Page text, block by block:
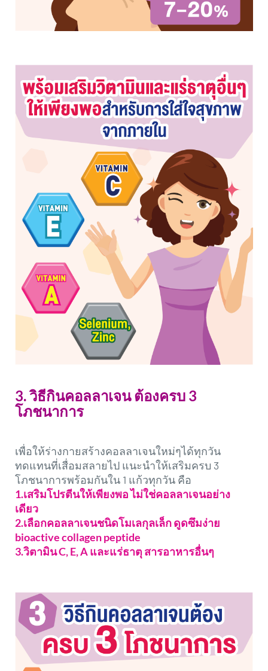
3. วิธีกินคอลลาเจน ต้องครบ 3
โภชนาการ
เพื่อให้ร่างกายสร้างคอลลาเจนใหม่ๆได้ทุกวัน
ทดแทนที่เสื่อมสลายไป แนะนำให้เสริมครบ 3
โภชนาการพร้อมกันใน 1 แก้วทุกวัน คือ
1.เสริมโปรตีนให้เพียงพอ ไม่ใช่คอลลาเจนอย่าง
เดียว
2.เลือกคอลลาเจนชนิดโมเลกุลเล็ก ดูดซึมง่าย
bioactive collagen peptide
3.วิตามิน C, E, A และแร่ธาตุ สารอาหารอื่นๆ